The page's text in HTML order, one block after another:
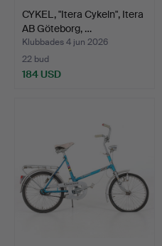
CYKEL, "Itera Cykeln", Itera
AB Göteborg, …
Klubbades 4 jun 2026
22 bud
184 USD